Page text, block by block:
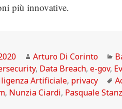
più innovative.
Autore
Arturo Di Corinto
, Data Breach,e-gov,
Artificiale, privacy
, Nunzia Ciardi, Pasquale